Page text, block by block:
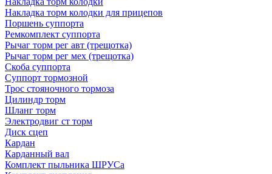
Накладка торм колодки для прицепов
Поршень суппорта
Ремкомплект суппорта
Рычаг торм рег авт (трещотка)
Рычаг торм рег мех (трещотка)
Скоба суппорта
Суппорт тормозной
Трос стояночного тормоза
Цилиндр торм
Шланг торм
Электродвиг ст торм
Диск сцеп
Кардан
Карданный вал
Комплект пыльника ШРУСа